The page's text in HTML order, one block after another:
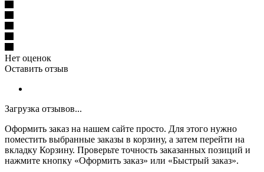
Нет оценок
Оставить отзыв
Загрузка отзывов...
Оформить заказ на нашем сайте просто. Для этого нужно
поместить выбранные заказы в корзину, а затем перейти на
вкладку Корзину. Проверьте точность заказанных позиций и
нажмите кнопку «Оформить заказ» или «Быстрый заказ».